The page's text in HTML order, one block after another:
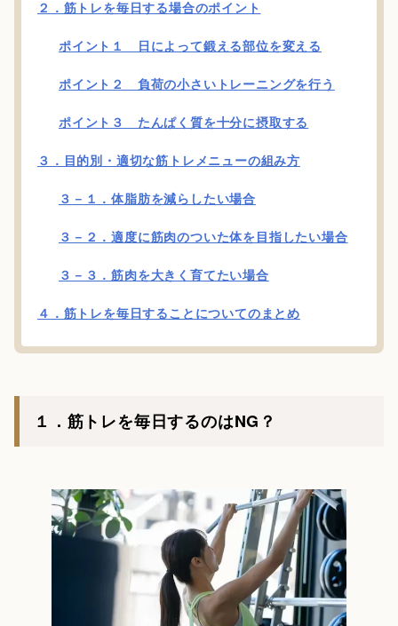
２．筋トレを毎日する場合のポイント
ポイント１ 日によって鍛える部位を変える
ポイント２ 負荷の小さいトレーニングを行う
ポイント３ たんぱく質を十分に摂取する
３．目的別・適切な筋トレメニューの組み方
３－１．体脂肪を減らしたい場合
３－２．適度に筋肉のついた体を目指したい場合
３－３．筋肉を大きく育てたい場合
４．筋トレを毎日することについてのまとめ
１．筋トレを毎日するのはNG？